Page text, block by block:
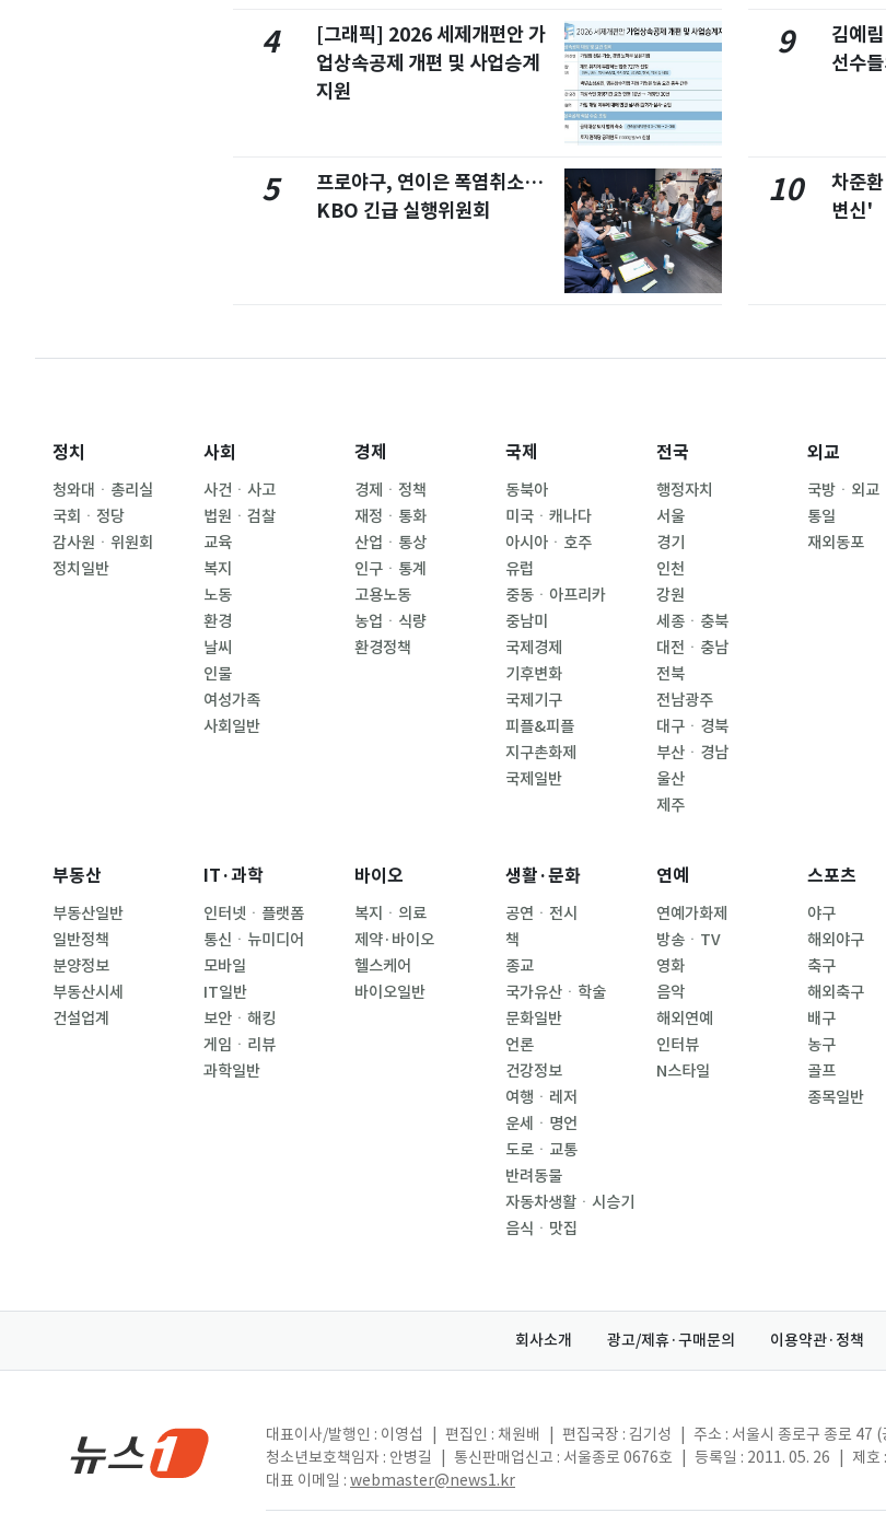
4
[그래픽] 2026 세제개편안 가
업상속공제 개편 및 사업승계
지원
5
프로야구, 연이은 폭염취소…
KBO 긴급 실행위원회
9
김예
선수
10
차준
변신'
정치
청와대ㆍ총리실
국회ㆍ정당
감사원ㆍ위원회
정치일반
사회
사건ㆍ사고
법원ㆍ검찰
교육
복지
노동
환경
날씨
인물
여성가족
사회일반
경제
경제ㆍ정책
재정ㆍ통화
산업ㆍ통상
인구ㆍ통계
고용노동
농업ㆍ식량
환경정책
국제
동북아
미국ㆍ캐나다
아시아ㆍ호주
유럽
중동ㆍ아프리카
중남미
국제경제
기후변화
국제기구
피플&피플
지구촌화제
국제일반
전국
행정자치
서울
경기
인천
강원
세종ㆍ충북
대전ㆍ충남
전북
전남광주
대구ㆍ경북
부산ㆍ경남
울산
제주
외교
국방ㆍ외교
통일
재외동포
부동산
부동산일반
일반정책
분양정보
부동산시세
건설업계
IT·과학
인터넷ㆍ플랫폼
통신ㆍ뉴미디어
모바일
IT일반
보안ㆍ해킹
게임ㆍ리뷰
과학일반
바이오
복지ㆍ의료
제약·바이오
헬스케어
바이오일반
생활·문화
공연ㆍ전시
책
종교
국가유산ㆍ학술
문화일반
언론
건강정보
여행ㆍ레저
운세ㆍ명언
도로ㆍ교통
반려동물
자동차생활ㆍ시승기
음식ㆍ맛집
연예
연예가화제
방송ㆍTV
영화
음악
해외연예
인터뷰
N스타일
스포츠
야구
해외야구
축구
해외축구
배구
농구
골프
종목일반
회사소개 광고/제휴·구매문의 이용약관·정책
대표이사/발행인 : 이영섭 편집인 : 채원배 편집국장 : 김기성 주소 : 서울시 종로구 종로 47
청소년보호책임자 : 안병길
통신판매업신고 : 서울종로 0676호 등록일 : 2011. 05. 26 제호
대표 이메일 : webmaster@news1.kr